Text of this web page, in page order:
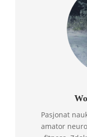
Pasjonat
amator